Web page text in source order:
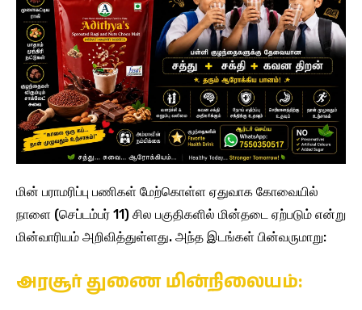
மின் பராமரிப்பு பணிகள் மேற்கொள்ள ஏதுவாக கோவையில்
நாளை (செப்டம்பர் 11) சில பகுதிகளில் மின்தடை ஏற்படும் என்று
மின்வாரியம் அறிவித்துள்ளது. அந்த இடங்கள் பின்வருமாறு:
அரசூர் துணை மின்நிலையம்: